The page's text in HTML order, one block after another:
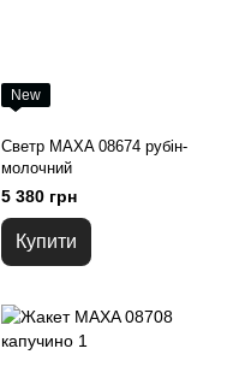
New
Светр MAXA 08674 рубін-
молочний
5 380 грн
Купити